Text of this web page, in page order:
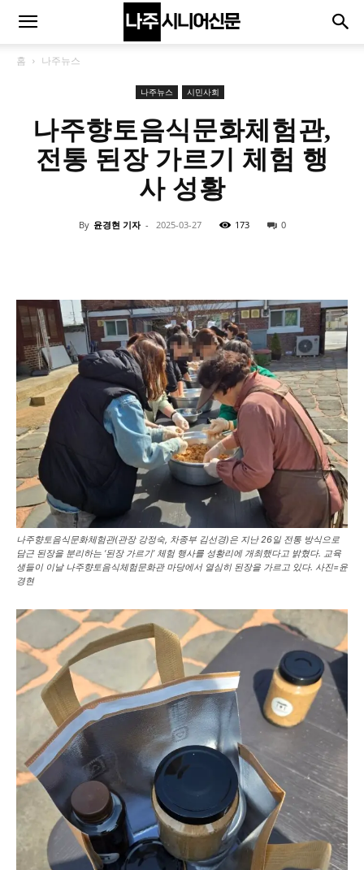
홈 나주뉴스
나주뉴스 시민사회
나주향토음식문화체험관,
전통 된장 가르기 체험 행
사 성황
By 윤경현 기자 - 2025-03-27 173 0
나주향토음식문화체험관(관장 강정숙, 차종부 김선경)은 지난 26일 전통 방식으로
담근 된장을 분리하는 ‘된장 가르기’ 체험 행사를 성황리에 개최했다고 밝혔다. 교육
생들이 이날 나주향토음식체험문화관 마당에서 열심히 된장을 가르고 있다. 사진=윤
경현